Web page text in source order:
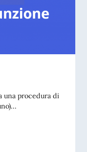
una procedura di